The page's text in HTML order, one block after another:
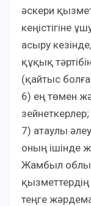
әскери
кеңістігіне
асыру
құқық
(қайтыс
6) ең төмен
зейнеткерлер;
7) атаулы
оның ішінде
Жамбыл
қызметтердің
теңге